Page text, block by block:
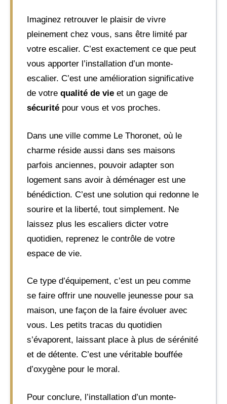
Imaginez retrouver le plaisir de vivre
pleinement chez vous, sans être limité par
votre escalier. C’est exactement ce que peut
vous apporter l’installation d’un monte-
escalier. C’est une amélioration significative
de votre qualité de vie et un gage de
sécurité pour vous et vos proches.
Dans une ville comme Le Thoronet, où le
charme réside aussi dans ses maisons
parfois anciennes, pouvoir adapter son
logement sans avoir à déménager est une
bénédiction. C’est une solution qui redonne le
sourire et la liberté, tout simplement. Ne
laissez plus les escaliers dicter votre
quotidien, reprenez le contrôle de votre
espace de vie.
Ce type d’équipement, c’est un peu comme
se faire offrir une nouvelle jeunesse pour sa
maison, une façon de la faire évoluer avec
vous. Les petits tracas du quotidien
s’évaporent, laissant place à plus de sérénité
et de détente. C’est une véritable bouffée
d’oxygène pour le moral.
Pour conclure, l’installation d’un monte-